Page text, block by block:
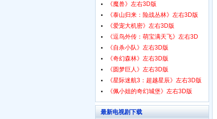
《魔兽》左右3D版
《泰山归来：险战丛林》左右3D版
《爱宠大机密》左右3D版
《逗鸟外传：萌宝满天飞》左右3D
版
《自杀小队》左右3D版
《奇幻森林》左右3D版
《圆梦巨人》左右3D版
《星际迷航3：超越星辰》左右3D版
《佩小姐的奇幻城堡》左右3D版
最新电视剧下载